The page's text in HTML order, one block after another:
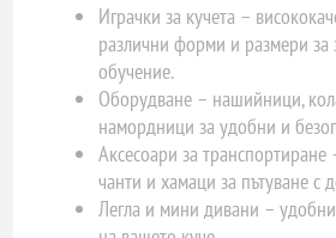
Играчки за кучета –
различни форми и размери за
обучение.
Оборудване – нашийници,
намордници за удобни и
Аксесоари за транспортиране
чанти и хамаци за пътуване
Легла и мини дивани –